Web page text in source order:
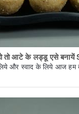
हो तो आटे के लड्डू एसे बनायें
और स्वाद के लिये आज